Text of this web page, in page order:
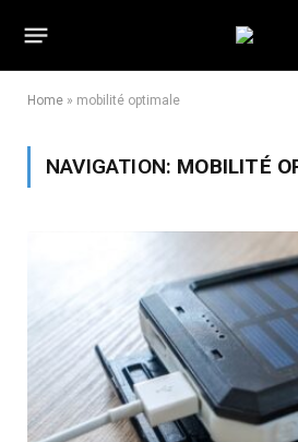
Home » mobilité optimale
NAVIGATION: MOBILITÉ